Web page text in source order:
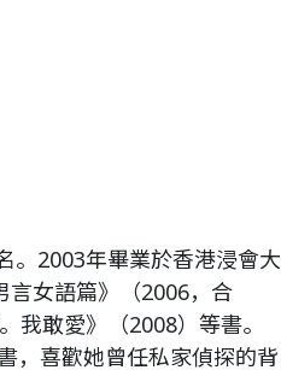
。2003年畢業於香港浸會大
言女語篇》（2006，合
我敢愛》（2008）等書。
，喜歡她曾任私家偵探的背